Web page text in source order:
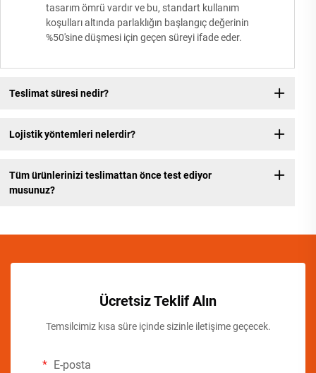
tasarım ömrü vardır ve bu, standart kullanım
koşulları altında parlaklığın başlangıç değerinin
%50'sine düşmesi için geçen süreyi ifade eder.
Teslimat süresi nedir?
Lojistik yöntemleri nelerdir?
Tüm ürünlerinizi teslimattan önce test ediyor
musunuz?
Ücretsiz Teklif Alın
Temsilcimiz kısa süre içinde sizinle iletişime geçecek.
E-posta